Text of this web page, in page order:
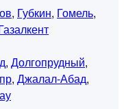
, Губкин, Гомель,
, Долгопрудный,
, Джалал-Абад,